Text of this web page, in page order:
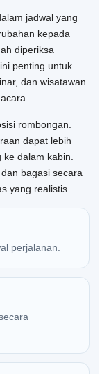
jadwal yang
kepada
diperiksa
penting untuk
dan wisatawan
rombongan.
dapat lebih
dalam kabin.
bagasi secara
yang realistis.
perjalanan.